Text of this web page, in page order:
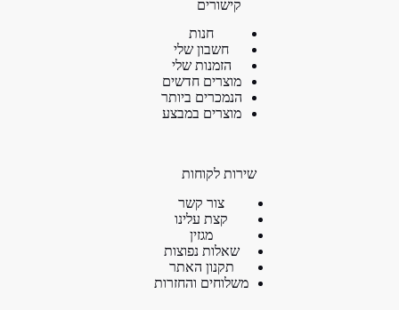
קישורים
חנות
חשבון שלי
הזמנות שלי
מוצרים חדשים
הנמכרים ביותר
מוצרים במבצע
שירות לקוחות
צור קשר
קצת עלינו
מגזין
שאלות נפוצות
תקנון האתר
משלוחים והחזרות